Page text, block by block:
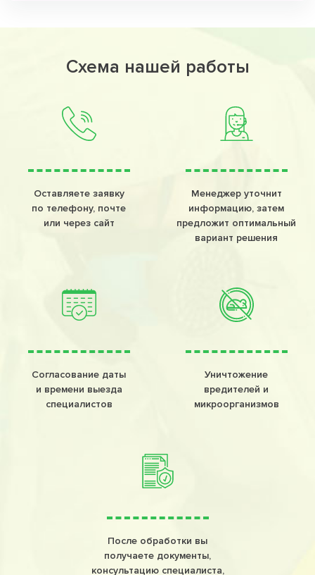
Схема нашей работы
Оставляете заявку
по телефону, почте
или через сайт
Менеджер уточнит
информацию, затем
предложит оптимальный
вариант решения
Согласование даты
и времени выезда
специалистов
Уничтожение
вредителей и
микроорганизмов
После обработки вы
получаете документы,
консультацию специалиста,